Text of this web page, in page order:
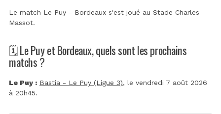
Le match Le Puy - Bordeaux s'est joué au Stade Charles
Massot.
🗓️ Le Puy et Bordeaux, quels sont les prochains
matchs ?
Le Puy : Bastia - Le Puy (Ligue 3), le vendredi 7 août 2026
à 20h45.